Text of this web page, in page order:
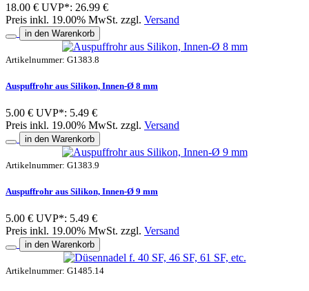
18.00 € UVP*: 26.99 €
Preis inkl. 19.00% MwSt. zzgl. Versand
in den Warenkorb
Artikelnummer: G1383.8
Auspuffrohr aus Silikon, Innen-Ø 8 mm
5.00 € UVP*: 5.49 €
Preis inkl. 19.00% MwSt. zzgl. Versand
in den Warenkorb
Artikelnummer: G1383.9
Auspuffrohr aus Silikon, Innen-Ø 9 mm
5.00 € UVP*: 5.49 €
Preis inkl. 19.00% MwSt. zzgl. Versand
in den Warenkorb
Artikelnummer: G1485.14